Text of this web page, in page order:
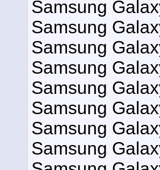
Samsung
Samsung
Samsung
Samsung
Samsung
Samsung
Samsung
Samsung